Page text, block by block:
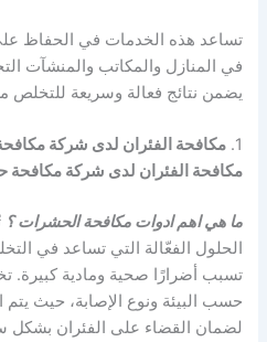
تساعد هذه الخدمات في الحفاظ
في المنازل والمكاتب والمنشآت
يضمن نتائج فعالة وسريعة للتخلص
1. مكافحة الفئران لدى شركة
مكافحة الفئران لدى شركة
ما هي اهم ادوات مكافحة الحشرات ؟
الحلول الفعّالة التي تساعد في
تسبب أضرارًا صحية ومادية كبيرة.
حسب البيئة ونوع الإصابة، حيث يتم
لضمان القضاء على الفئران بشكل